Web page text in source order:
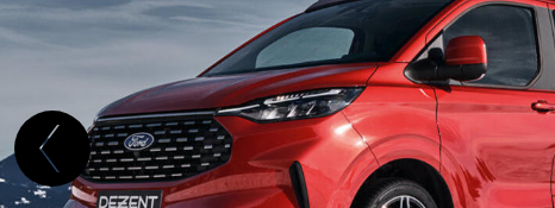
TESLA
TOGG
TOYOTA
TRAILER